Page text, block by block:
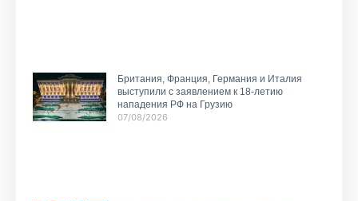
Британия, Франция, Германия и Италия
выступили с заявлением к 18-летию
нападения РФ на Грузию
07/08/2026